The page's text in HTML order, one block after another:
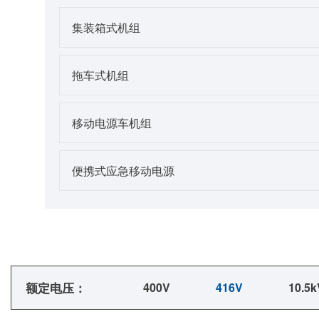
集装箱式机组
拖车式机组
移动电源车机组
便携式应急移动电源
额定电压： 400V 416V